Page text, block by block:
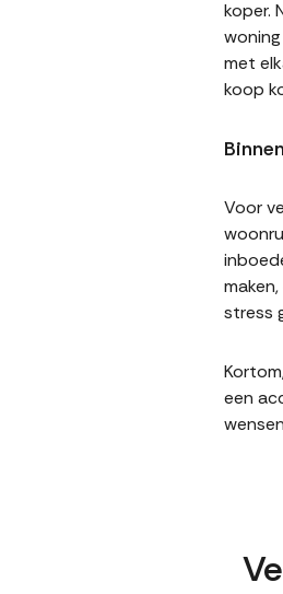
koper.
met
koop
Voor
stress
een